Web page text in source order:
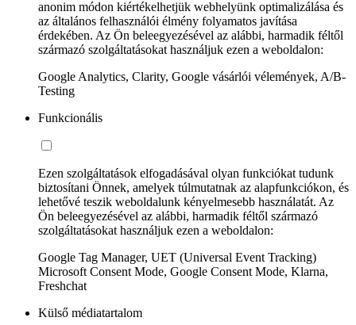
anonim módon kiértékelhetjük webhelyünk optimalizálása és
az általános felhasználói élmény folyamatos javítása
érdekében. Az Ön beleegyezésével az alábbi, harmadik féltől
származó szolgáltatásokat használjuk ezen a weboldalon:
Google Analytics, Clarity, Google vásárlói vélemények, A/B-
Testing
Funkcionális
Ezen szolgáltatások elfogadásával olyan funkciókat tudunk
biztosítani Önnek, amelyek túlmutatnak az alapfunkciókon, és
lehetővé teszik weboldalunk kényelmesebb használatát. Az
Ön beleegyezésével az alábbi, harmadik féltől származó
szolgáltatásokat használjuk ezen a weboldalon:
Google Tag Manager, UET (Universal Event Tracking)
Microsoft Consent Mode, Google Consent Mode, Klarna,
Freshchat
Külső médiatartalom